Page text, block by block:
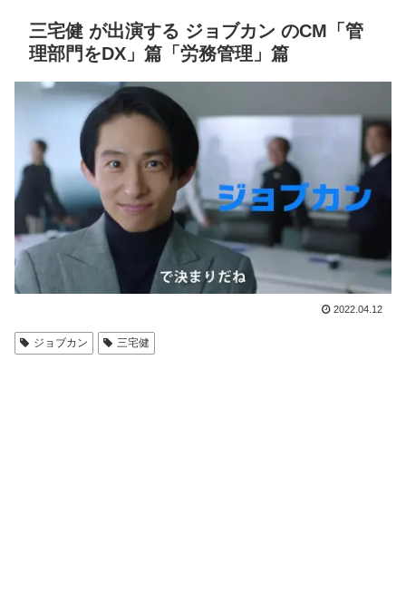
三宅健 が出演する ジョブカン のCM「管
理部門をDX」篇「労務管理」篇
2022.04.12
ジョブカン 三宅健